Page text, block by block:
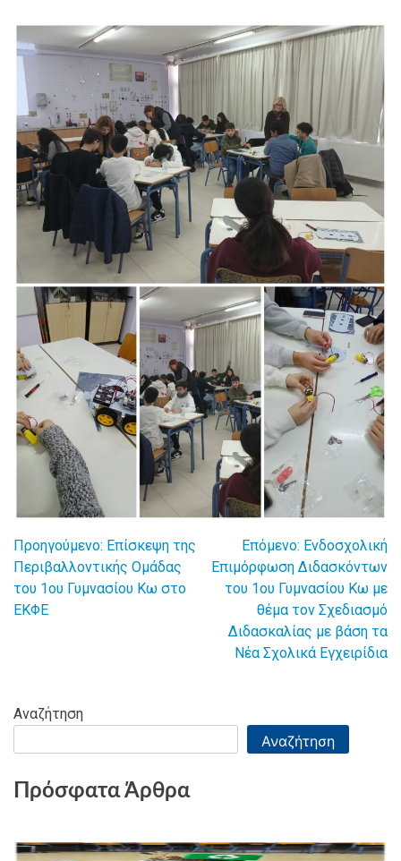
Πλοήγηση
άρθρων
Προηγούμενο: Επίσκεψη της
Περιβαλλοντικής Ομάδας
του 1ου Γυμνασίου Κω στο
ΕΚΦΕ
Επόμενο: Ενδοσχολική
Επιμόρφωση Διδασκόντων
του 1ου Γυμνασίου Κω με
θέμα τον Σχεδιασμό
Διδασκαλίας με βάση τα
Νέα Σχολικά Εγχειρίδια
Αναζήτηση
Αναζήτηση
Πρόσφατα Άρθρα